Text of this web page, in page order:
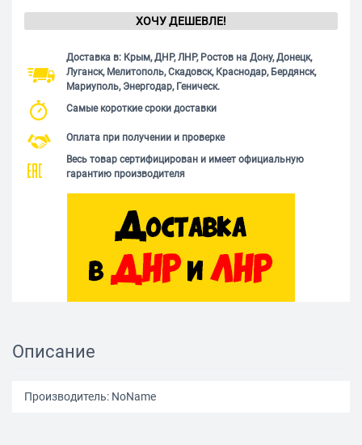
ХОЧУ ДЕШЕВЛЕ!
Доставка в: Крым, ДНР, ЛНР, Ростов на Дону, Донецк,
Луганск, Мелитополь, Скадовск, Краснодар, Бердянск,
Мариуполь, Энергодар, Геническ.
Самые короткие сроки доставки
Оплата при получении и проверке
Весь товар сертифицирован и имеет официальную
гарантию производителя
Описание
Производитель: NoName